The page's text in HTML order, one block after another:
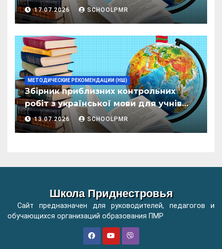
пентру елевий класелор примаре але
организациилор де ынвэцэмынт
17.07.2026 SCHOOLPMR
МЕТОДИЧЕСКИЕ РЕКОМЕНДАЦИИ (НШ)
Збірник приблизних контрольних
робіт з української мови для учнів
початкових класів організацій
загальної освіти
13.07.2026 SCHOOLPMR
Школа Приднестровья
Сайт предназначен для руководителей, педагогов и
обучающихся организаций образования ПМР